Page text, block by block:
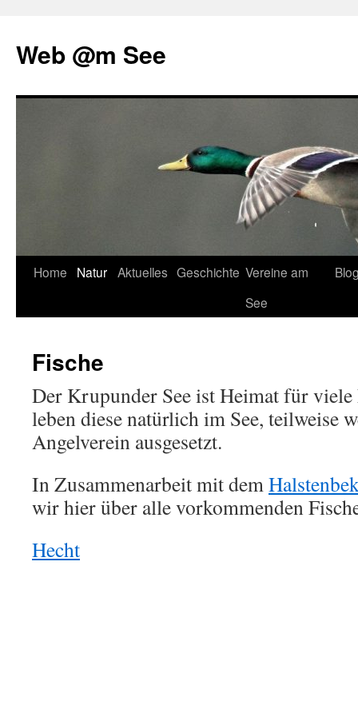
Web @m See
Zum
Home Natur Aktuelles Geschichte Vereine am
See
Fische
Der Krupunder See ist Heimat für
leben diese natürlich im See, teilweise
Angelverein ausgesetzt.
In Zusammenarbeit mit dem
wir hier über alle vorkommenden
Hecht